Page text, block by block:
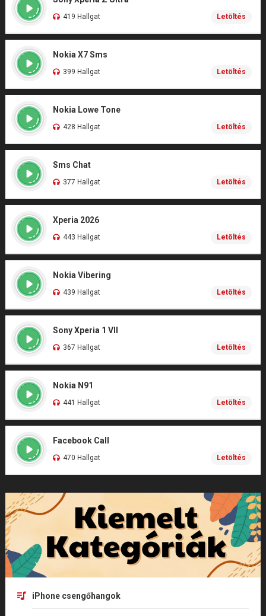
419 Hallgat Letöltés
Nokia X7 Sms
399 Hallgat Letöltés
Nokia Lowe Tone
428 Hallgat Letöltés
Sms Chat
377 Hallgat Letöltés
Xperia 2026
443 Hallgat Letöltés
Nokia Vibering
439 Hallgat Letöltés
Sony Xperia 1 VII
367 Hallgat Letöltés
Nokia N91
441 Hallgat Letöltés
Facebook Call
470 Hallgat Letöltés
iPhone csengőhangok